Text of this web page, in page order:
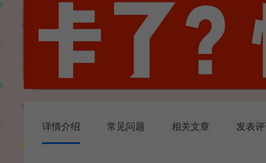
详情介绍 常见问题 相关文章 发表